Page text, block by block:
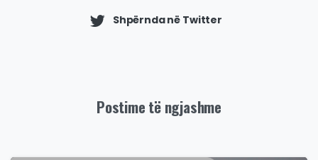
Shpërnda në Twitter
Postime të ngjashme